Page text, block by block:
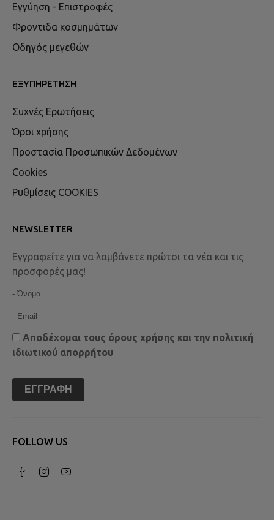
Εγγύηση - Επιστροφές
Φροντιδα κοσμημάτων
Οδηγός μεγεθών
ΕΞΥΠΗΡΈΤΗΣΗ
Συχνές Ερωτήσεις
Όροι χρήσης
Προστασία Προσωπικών Δεδομένων
Cookies
Ρυθμίσεις COOKIES
NEWSLETTER
Εγγραφείτε για να λαμβάνετε πρώτοι τα νέα και τις
προσφορές μας!
Αποδέχομαι τους όρους χρήσης και την πολιτική
ιδιωτικού απορρήτου
ΕΓΓΡΑΦΉ
FOLLOW US